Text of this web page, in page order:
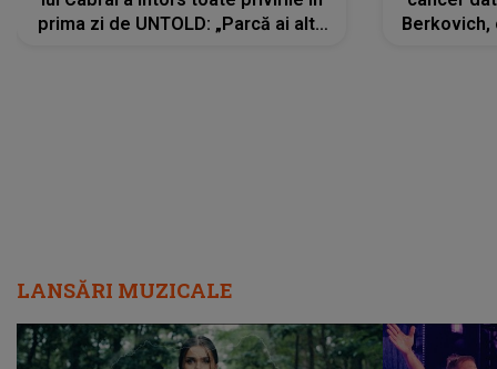
prima zi de UNTOLD: „Parcă ai altă
LANSĂRI MUZICALE